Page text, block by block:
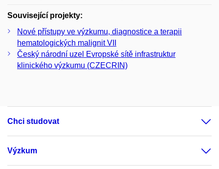
Související projekty:
Nové přístupy ve výzkumu, diagnostice a terapii
hematologických malignit VII
Český národní uzel Evropské sítě infrastruktur
klinického výzkumu (CZECRIN)
Chci studovat
Výzkum